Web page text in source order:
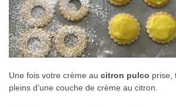
Une fois votre crème au citron pulco prise,
pleins d’une couche de crème au citron.